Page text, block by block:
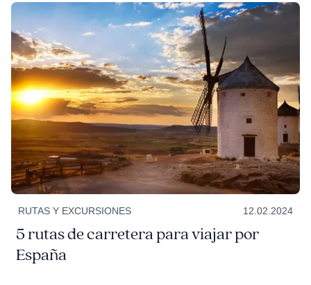
RUTAS Y EXCURSIONES 12.02.2024
5 rutas de carretera para viajar por
España